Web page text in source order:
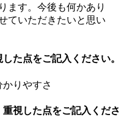
ます。今後も何かあり
ていただきたいと思い
た点をご記入ください。
りやすさ
視した点をご記入くださ